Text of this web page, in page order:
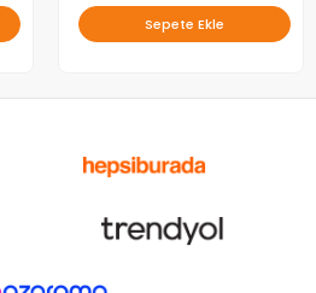
Sepete Ekle